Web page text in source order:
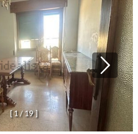
[1 / 19 ]